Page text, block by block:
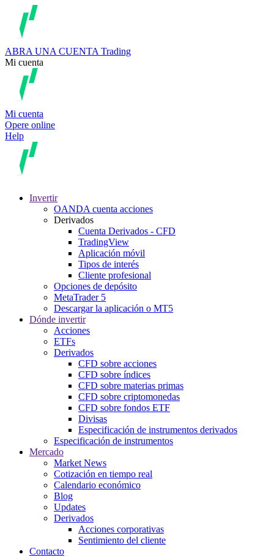
ABRA UNA CUENTA Trading
Mi cuenta
Mi cuenta
Opere online
Help
Invertir
OANDA cuenta acciones
Derivados
Cuenta Derivados - CFD
TradingView
Aplicación móvil
Tipos de interés
Cliente profesional
Opciones de depósito
MetaTrader 5
Descargar la aplicación o MT5
Dónde invertir
Acciones
ETFs
Derivados
CFD sobre acciones
CFD sobre índices
CFD sobre materias primas
CFD sobre criptomonedas
CFD sobre fondos ETF
Divisas
Especificación de instrumentos derivados
Especificación de instrumentos
Mercado
Market News
Cotización en tiempo real
Calendario económico
Blog
Updates
Derivados
Acciones corporativas
Sentimiento del cliente
Contacto